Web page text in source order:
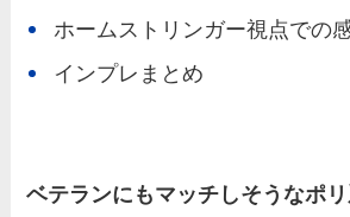
ホームストリンガー視点での
インプレまとめ
ベテランにもマッチしそうなポ